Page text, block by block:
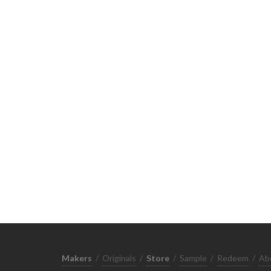
Makers / Originals / Store / Sample / Redeem /